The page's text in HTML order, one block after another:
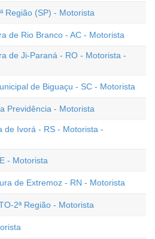
Região (SP) - Motorista
de Rio Branco - AC - Motorista
de Ji-Paraná - RO - Motorista -
de Biguaçu - SC - Motorista
Previdência - Motorista
de Ivorá - RS - Motorista -
- Motorista
de Extremoz - RN - Motorista
2ª Região - Motorista